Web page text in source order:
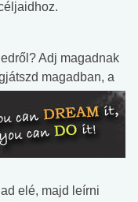
Adj magadnak
magadban, a
elé, majd leírni